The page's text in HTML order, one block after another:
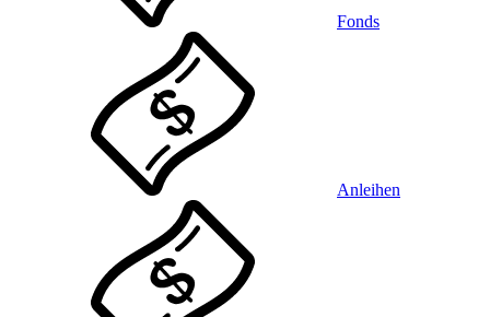
Fonds
Anleihen